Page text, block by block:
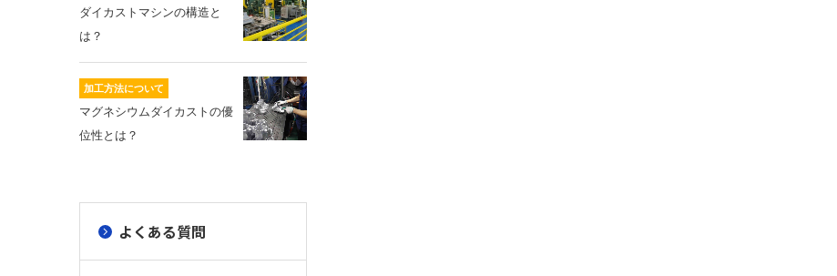
ダイカストマシンの構造と
は？
加工方法について
マグネシウムダイカストの優
位性とは？
よくある質問